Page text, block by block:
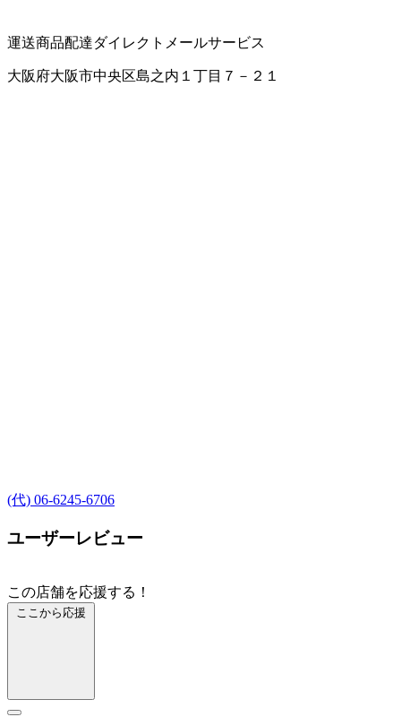
運送商品配達ダイレクトメールサービス
大阪府大阪市中央区島之内１丁目７－２１
(代) 06-6245-6706
ユーザーレビュー
この店舗を応援する！
ここから応援